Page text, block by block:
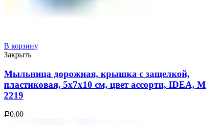
В корзину
Закрыть
Мыльница дорожная, крышка с защелкой,
пластиковая, 5х7х10 см, цвет ассорти, IDEA, М
2219
Р0.00